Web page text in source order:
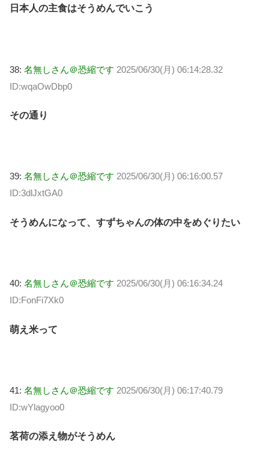
日本人の主食はそうめんでいこう
38: 名無しさん＠恐縮です 2025/06/30(月) 06:14:28.32
ID:wqaOwDbp0
その通り
39: 名無しさん＠恐縮です 2025/06/30(月) 06:16:00.57
ID:3dlJxtGA0
そうめんになって、すずちゃんの体の中をめぐりたい
40: 名無しさん＠恐縮です 2025/06/30(月) 06:16:34.24
ID:FonFi7Xk0
萌え米って
41: 名無しさん＠恐縮です 2025/06/30(月) 06:17:40.79
ID:wYlagyoo0
茗荷の添え物がそうめん